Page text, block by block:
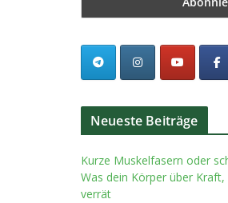
Neueste Beiträge
Kurze Muskelfasern oder
Was dein Körper über
verrät